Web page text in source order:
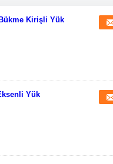
Kirişli Yük
Yük